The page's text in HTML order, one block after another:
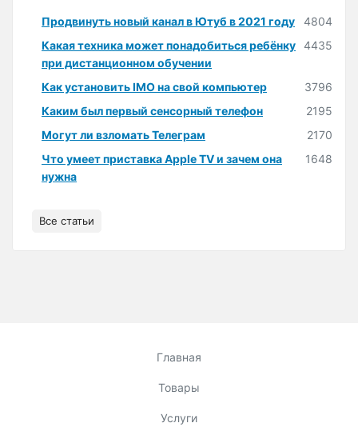
Продвинуть новый канал в Ютуб в 2021 году
4804
Какая техника может понадобиться ребёнку
при дистанционном обучении
4435
Как установить IMO на свой компьютер
3796
Каким был первый сенсорный телефон
2195
Могут ли взломать Телеграм
2170
Что умеет приставка Apple TV и зачем она
нужна
1648
Все статьи
Главная
Товары
Услуги